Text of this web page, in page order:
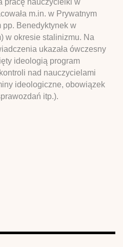
m.in. w Prywatnym
pp. Benedyktynek w
w okresie stalinizmu. Na
ukazała ówczesny
ideologią program
nad nauczycielami
ideologiczne, obowiązek
itp.).